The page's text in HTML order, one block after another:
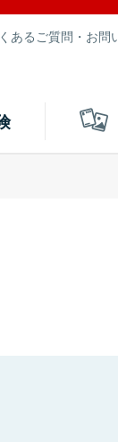
あるご質問・お問